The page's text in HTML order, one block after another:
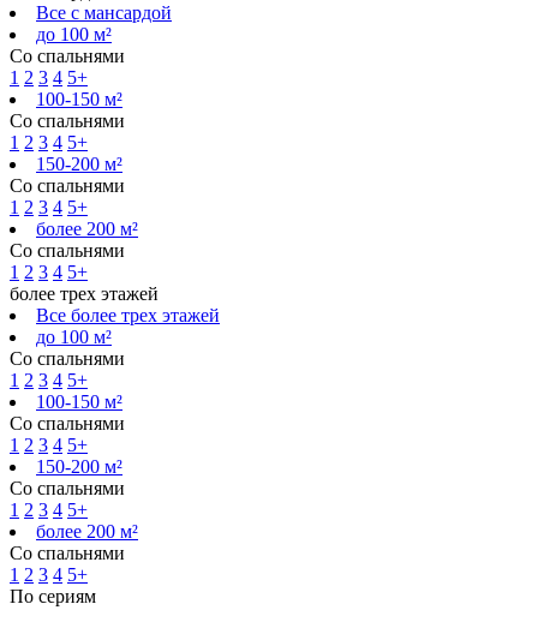
Все с мансардой
до 100 м²
Со спальнями
1 2 3 4 5+
100-150 м²
Со спальнями
1 2 3 4 5+
150-200 м²
Со спальнями
1 2 3 4 5+
более 200 м²
Со спальнями
1 2 3 4 5+
более трех этажей
Все более трех этажей
до 100 м²
Со спальнями
1 2 3 4 5+
100-150 м²
Со спальнями
1 2 3 4 5+
150-200 м²
Со спальнями
1 2 3 4 5+
более 200 м²
Со спальнями
1 2 3 4 5+
По сериям